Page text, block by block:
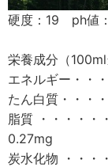
硬度：19 ph値
栄養成分（100ml
エネルギー・・
たん白質・・
脂質 ・・・・
0.27mg
炭水化物 ・・